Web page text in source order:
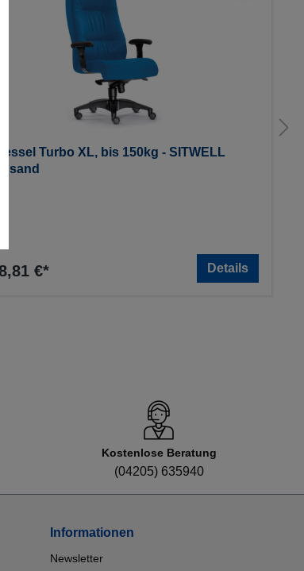
Turbo XL, bis 150kg - SITWELL
€* Details
Kostenlose Beratung
(04205) 635940
Informationen
Newsletter